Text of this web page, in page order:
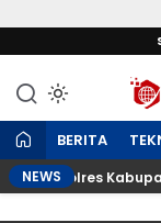
BERITA
NEWS
Polres Kabupaten